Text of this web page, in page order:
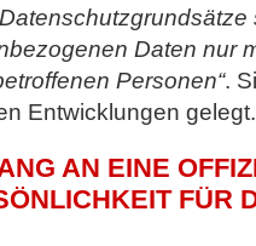
Daten nur
Personen“.
Entwicklungen gelegt.
AN EINE
FÜR